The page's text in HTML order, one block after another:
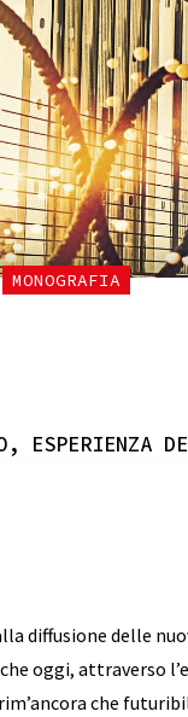
MONOGRAFIA
ESPERIENZA
diffusione delle
oggi, attraverso
che